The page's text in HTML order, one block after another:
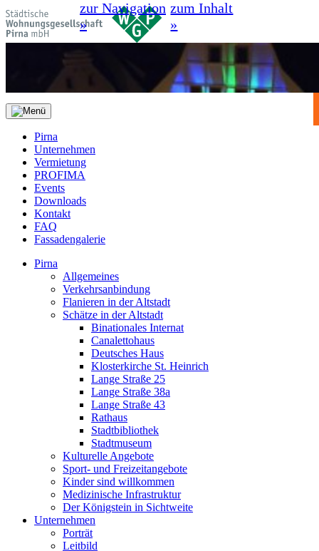
zur Navigation
»
zum Inhalt
»
Pirna
Unternehmen
Vermietung
PROFIMA
Events
Downloads
Kontakt
FAQ
Fassadengalerie
Pirna
Allgemeines
Verkehrsanbindung
Flanieren in der Altstadt
Schätze in der Altstadt
Binationales Internat
Canalettohaus
Deutsches Haus
Klosterkirche St. Heinrich
Lange Straße 25
Lange Straße 38a
Lange Straße 43
Rathaus
Stadtbibliothek
Stadtmuseum
Kulturelle Angebote
Sport- und Freizeitangebote
Kinder sind willkommen
Medizinische Infrastruktur
Der Königstein in Sichtweite
Unternehmen
Porträt
Leitbild